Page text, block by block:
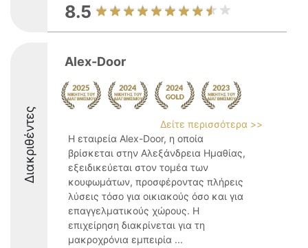
8.5
Διακριθέντες
Alex-Door
Δείτε περισσότερα >>
Η εταιρεία Alex-Door, η οποία
βρίσκεται στην Αλεξάνδρεια Ημαθίας,
εξειδικεύεται στον τομέα των
κουφωμάτων, προσφέροντας πλήρεις
λύσεις τόσο για οικιακούς όσο και για
επαγγελματικούς χώρους. Η
επιχείρηση διακρίνεται για τη
μακροχρόνια εμπειρία ...